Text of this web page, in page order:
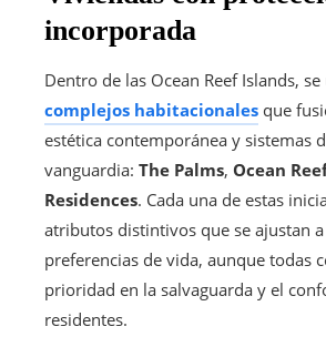
incorporada
Dentro de las Ocean Reef Islands,
complejos habitacionales que
estética contemporánea y sistemas
vanguardia: The Palms, Ocean
Residences. Cada una de estas
atributos distintivos que se ajustan
preferencias de vida, aunque todas
prioridad en la salvaguarda y el
residentes.